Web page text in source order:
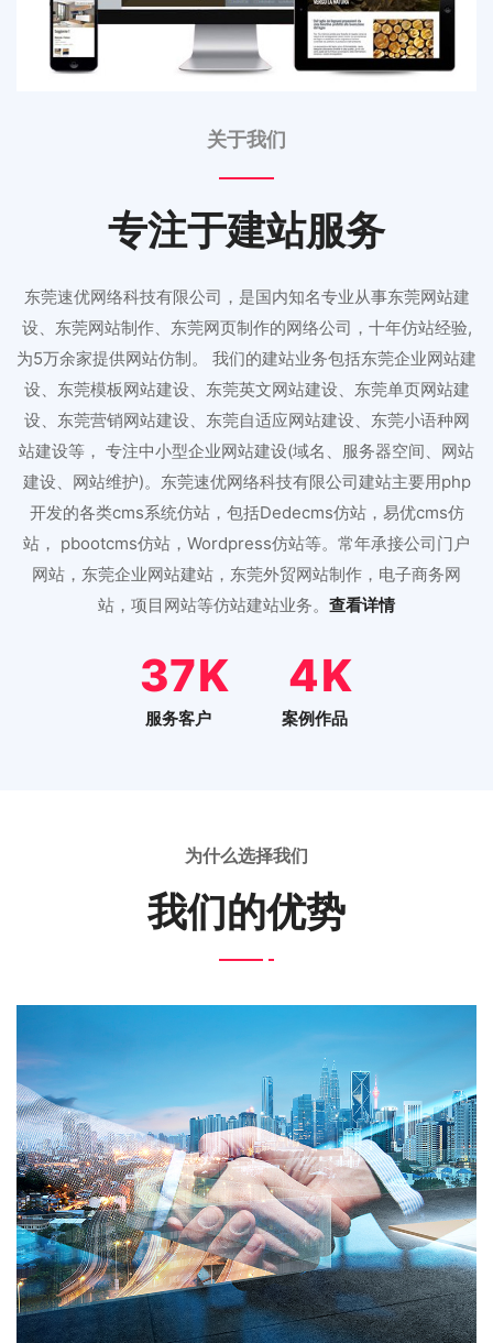
关于我们
专注于建站服务
东莞速优网络科技有限公司，是国内知名专业从事东莞网站建
设、东莞网站制作、东莞网页制作的网络公司，十年仿站经验,
为5万余家提供网站仿制。 我们的建站业务包括东莞企业网站建
设、东莞模板网站建设、东莞英文网站建设、东莞单页网站建
设、东莞营销网站建设、东莞自适应网站建设、东莞小语种网
站建设等， 专注中小型企业网站建设(域名、服务器空间、网站
建设、网站维护)。东莞速优网络科技有限公司建站主要用php
开发的各类cms系统仿站，包括Dedecms仿站，易优cms仿
站， pbootcms仿站，Wordpress仿站等。常年承接公司门户
网站，东莞企业网站建站，东莞外贸网站制作，电子商务网
站，项目网站等仿站建站业务。 查看详情
46
服务客户
5
案例作品
为什么选择我们
我们的优势